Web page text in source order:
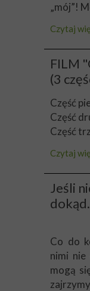
„mój”!
Czytaj
FILM
(3
Część
Część
Część
Czytaj
Jeśli
Co do
nimi nie
mogą